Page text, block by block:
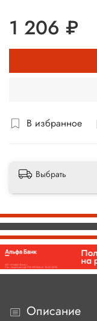
В избранное
1 206 ₽
Выбрать
Описание